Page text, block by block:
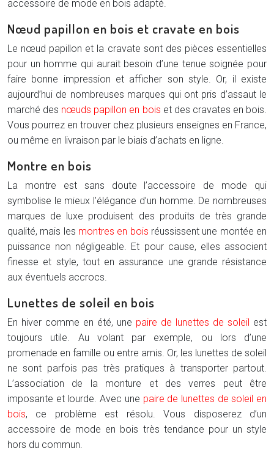
accessoire de mode en bois adapté.
Nœud papillon en bois et cravate en bois
Le nœud papillon et la cravate sont des pièces essentielles
pour un homme qui aurait besoin d’une tenue soignée pour
faire bonne impression et afficher son style. Or, il existe
aujourd’hui de nombreuses marques qui ont pris d’assaut le
marché des nœuds papillon en bois et des cravates en bois.
Vous pourrez en trouver chez plusieurs enseignes en France,
ou même en livraison par le biais d’achats en ligne.
Montre en bois
La montre est sans doute l’accessoire de mode qui
symbolise le mieux l’élégance d’un homme. De nombreuses
marques de luxe produisent des produits de très grande
qualité, mais les montres en bois réussissent une montée en
puissance non négligeable. Et pour cause, elles associent
finesse et style, tout en assurance une grande résistance
aux éventuels accrocs.
Lunettes de soleil en bois
En hiver comme en été, une paire de lunettes de soleil est
toujours utile. Au volant par exemple, ou lors d’une
promenade en famille ou entre amis. Or, les lunettes de soleil
ne sont parfois pas très pratiques à transporter partout.
L’association de la monture et des verres peut être
imposante et lourde. Avec une paire de lunettes de soleil en
bois, ce problème est résolu. Vous disposerez d’un
accessoire de mode en bois très tendance pour un style
hors du commun.